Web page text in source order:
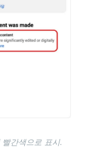
간색으로 표시.